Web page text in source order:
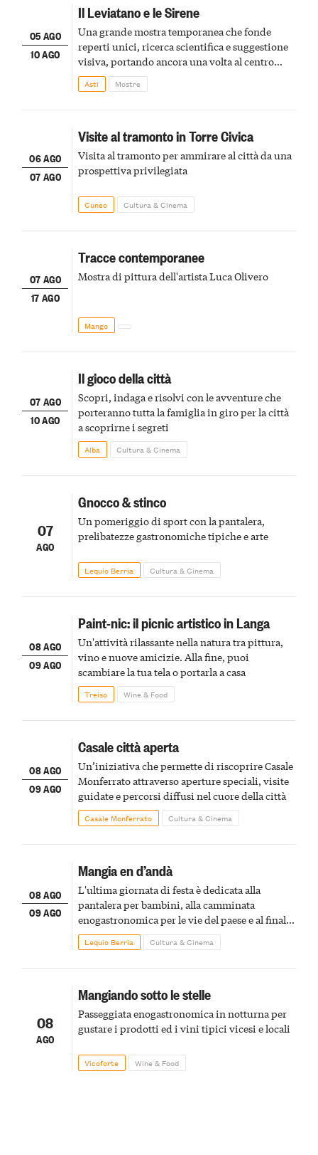
05 AGO
10 AGO
Il Leviatano e le Sirene
Una grande mostra temporanea che fonde
reperti unici, ricerca scientifica e suggestione
visiva, portando ancora una volta al centro
della scena le meraviglie del passato astigiano
Asti Mostre
06 AGO
07 AGO
Visite al tramonto in Torre Civica
Visita al tramonto per ammirare al città da una
prospettiva privilegiata
Cuneo Cultura & Cinema
07 AGO
17 AGO
Tracce contemporanee
Mostra di pittura dell'artista Luca Olivero
Mango
07 AGO
10 AGO
Il gioco della città
Scopri, indaga e risolvi con le avventure che
porteranno tutta la famiglia in giro per la città
a scoprirne i segreti
Alba Cultura & Cinema
07
AGO
Gnocco & stinco
Un pomeriggio di sport con la pantalera,
prelibatezze gastronomiche tipiche e arte
Lequio Berria Cultura & Cinema
08 AGO
09 AGO
Paint-nic: il picnic artistico in Langa
Un'attività rilassante nella natura tra pittura,
vino e nuove amicizie. Alla fine, puoi
scambiare la tua tela o portarla a casa
Treiso Wine & Food
08 AGO
09 AGO
Casale città aperta
Un’iniziativa che permette di riscoprire Casale
Monferrato attraverso aperture speciali, visite
guidate e percorsi diffusi nel cuore della città
Casale Monferrato Cultura & Cinema
08 AGO
09 AGO
Mangia en d’andà
L'ultima giornata di festa è dedicata alla
pantalera per bambini, alla camminata
enogastronomica per le vie del paese e al finale
pirotecnico
Lequio Berria Cultura & Cinema
08
AGO
Mangiando sotto le stelle
Passeggiata enogastronomica in notturna per
gustare i prodotti ed i vini tipici vicesi e locali
Vicoforte Wine & Food